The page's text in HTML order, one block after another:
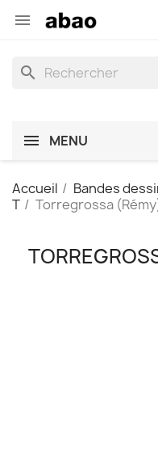

search
MENU
Accueil Bandes
T
Torregrossa